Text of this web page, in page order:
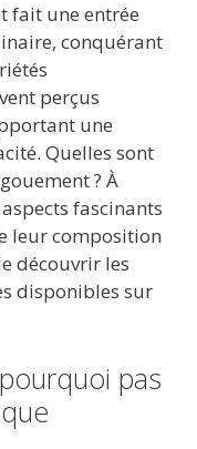
fait une entrée
conquérant
perçus
une
Quelles sont
? À
fascinants
leur composition
découvrir les
disponibles sur
pas